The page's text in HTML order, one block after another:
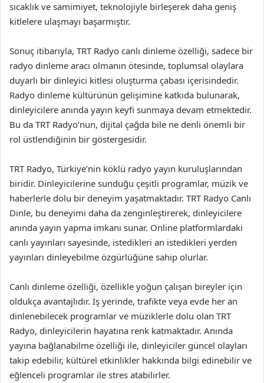
sıcaklık ve samimiyet, teknolojiyle birleşerek daha geniş
kitlelere ulaşmayı başarmıştır.
Sonuç itibarıyla, TRT Radyo canlı dinleme özelliği, sadece bir
radyo dinleme aracı olmanın ötesinde, toplumsal olaylara
duyarlı bir dinleyici kitlesi oluşturma çabası içerisindedir.
Radyo dinleme kültürünün gelişimine katkıda bulunarak,
dinleyicilere anında yayın keyfi sunmaya devam etmektedir.
Bu da TRT Radyo’nun, dijital çağda bile ne denli önemli bir
rol üstlendiğinin bir göstergesidir.
TRT Radyo, Türkiye’nin köklü radyo yayın kuruluşlarından
biridir. Dinleyicilerine sunduğu çeşitli programlar, müzik ve
haberlerle dolu bir deneyim yaşatmaktadır. TRT Radyo Canlı
Dinle, bu deneyimi daha da zenginleştirerek, dinleyicilere
anında yayın yapma imkanı sunar. Online platformlardaki
canlı yayınları sayesinde, istedikleri an istedikleri yerden
yayınları dinleyebilme özgürlüğüne sahip olurlar.
Canlı dinleme özelliği, özellikle yoğun çalışan bireyler için
oldukça avantajlıdır. İş yerinde, trafikte veya evde her an
dinlenebilecek programlar ve müziklerle dolu olan TRT
Radyo, dinleyicilerin hayatına renk katmaktadır. Anında
yayına bağlanabilme özelliği ile, dinleyiciler güncel olayları
takip edebilir, kültürel etkinlikler hakkında bilgi edinebilir ve
eğlenceli programlar ile stres atabilirler.